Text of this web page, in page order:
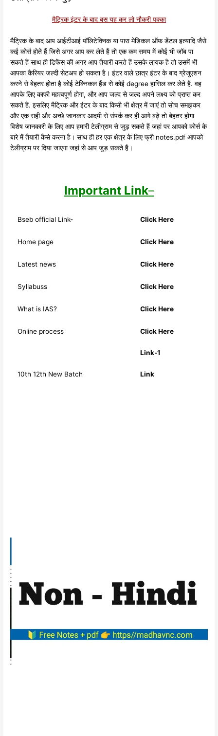
मैट्रिक इंटर के बाद बस यह कर लो नौकरी पक्का
मैट्रिक के बाद आप आईटीआई पॉलिटेक्निक या पारा मेडिकल ऑफ डेंटल इत्यादि जैसे
कई कोर्स होते हैं जिसे अगर आप कर लेते हैं तो एक कम समय में कोई भी जॉब पा
सकते हैं साथ ही डिफेंस की अगर आप तैयारी करते हैं उसके लायक है तो उसमें भी
आपका कैरियर जल्दी सेटअप हो सकता है। इंटर वाले छात्र इंटर के बाद ग्रेजुएशन
करने से बेहतर होता है कोई टेक्निकल हैंड से कोई degree हासिल कर लेते हैं. वह
आपके लिए काफी महत्वपूर्ण होगा, और आप जल्द से जल्द अपने लक्ष्य को प्राप्त कर
सकते हैं. इसलिए मैट्रिक और इंटर के बाद किसी भी क्षेत्र में जाएं तो सोच समझकर
और एक सही और अच्छे जानकार आदमी से संपर्क कर ही आगे बढ़े तो बेहतर होगा
विशेष जानकारी के लिए आप हमारी टेलीग्राम से जुड़ सकते हैं जहां पर आपको कोर्स के
बारे में तैयारी कैसे करना है। साथ ही हर एक क्षेत्र के लिए फ्री notes.pdf आपको
टेलीग्राम पर दिया जाएगा जहां से आप जुड़ सकते हैं।
Important Link–
Bseb official Link- Click Here
Home page Click Here
Latest news Click Here
Syllabuss Click Here
What is IAS? Click Here
Online process Click Here
10th 12th New Batch
Link-1
Link